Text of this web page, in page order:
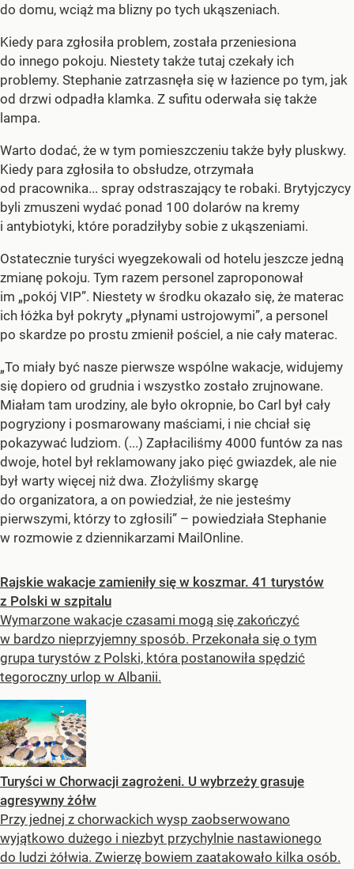
do domu, wciąż ma blizny po tych ukąszeniach.
Kiedy para zgłosiła problem, została przeniesiona
do innego pokoju. Niestety także tutaj czekały ich
problemy. Stephanie zatrzasnęła się w łazience po tym, jak
od drzwi odpadła klamka. Z sufitu oderwała się także
lampa.
Warto dodać, że w tym pomieszczeniu także były pluskwy.
Kiedy para zgłosiła to obsłudze, otrzymała
od pracownika... spray odstraszający te robaki. Brytyjczycy
byli zmuszeni wydać ponad 100 dolarów na kremy
i antybiotyki, które poradziłyby sobie z ukąszeniami.
Ostatecznie turyści wyegzekowali od hotelu jeszcze jedną
zmianę pokoju. Tym razem personel zaproponował
im „pokój VIP”. Niestety w środku okazało się, że materac
ich łóżka był pokryty „płynami ustrojowymi”, a personel
po skardze po prostu zmienił pościel, a nie cały materac.
„To miały być nasze pierwsze wspólne wakacje, widujemy
się dopiero od grudnia i wszystko zostało zrujnowane.
Miałam tam urodziny, ale było okropnie, bo Carl był cały
pogryziony i posmarowany maściami, i nie chciał się
pokazywać ludziom. (...) Zapłaciliśmy 4000 funtów za nas
dwoje, hotel był reklamowany jako pięć gwiazdek, ale nie
był warty więcej niż dwa. Złożyliśmy skargę
do organizatora, a on powiedział, że nie jesteśmy
pierwszymi, którzy to zgłosili” – powiedziała Stephanie
w rozmowie z dziennikarzami MailOnline.
Rajskie wakacje zamieniły się w koszmar. 41 turystów
z Polski w szpitalu
Wymarzone wakacje czasami mogą się zakończyć
w bardzo nieprzyjemny sposób. Przekonała się o tym
grupa turystów z Polski, która postanowiła spędzić
tegoroczny urlop w Albanii.
Turyści w Chorwacji zagrożeni. U wybrzeży grasuje
agresywny żółw
Przy jednej z chorwackich wysp zaobserwowano
wyjątkowo dużego i niezbyt przychylnie nastawionego
do ludzi żółwia. Zwierzę bowiem zaatakowało kilka osób.